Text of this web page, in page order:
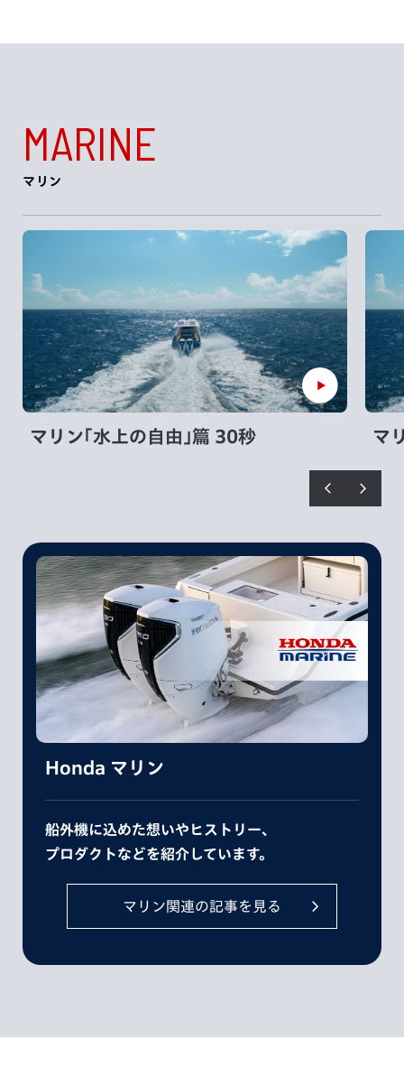
MARINE
マリン
マリン｢水上の自由｣篇 30秒 マ
Honda マリン
船外機に込めた想いやヒストリー、
プロダクトなどを紹介しています。
マリン関連の記事を見る